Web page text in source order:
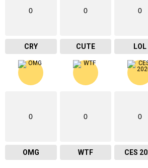
0
CRY
0
CUTE
0
LOL
0
OMG
0
WTF
0
CES